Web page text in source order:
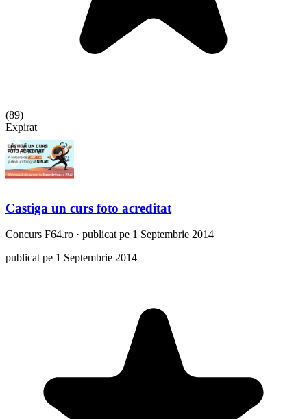
(89)
Expirat
Castiga un curs foto acreditat
Concurs F64.ro · publicat pe 1 Septembrie 2014
publicat pe 1 Septembrie 2014